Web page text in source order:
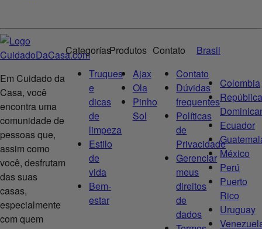
Em Cuidado da
Casa, você
encontra uma
comunidade de
pessoas que,
assim como
você, desfrutam
das suas
casas,
especialmente
com quem
Categorías
Truques
e
dicas
de
limpeza
Estilo
de
vida
Bem-
estar
Produtos
Ajax
Ola
Pinho
Sol
Contato
Contato
Dúvidas
frequentes
Políticas
de
Privacidade
Gerenciar
meus
direitos
de
dados
Brasil
Colombia
República
Ecuador
México
Perú
Puerto
Rico
Uruguay